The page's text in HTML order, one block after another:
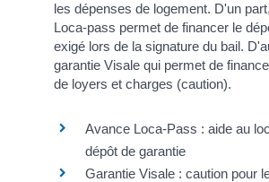
les dépenses de logement. D'un
Loca-pass permet de financer le
exigé lors de la signature du bail.
garantie Visale qui permet de
de loyers et charges (caution).
Avance Loca-Pass : aide au
dépôt de garantie
Garantie Visale : caution pour